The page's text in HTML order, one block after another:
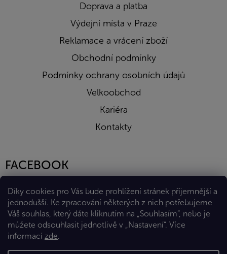
Díky cookies pro Vás bude prohlížení stránek příjemnější a
jednodušší. Ke zpracování některých z nich potřebujeme
Váš souhlas, který dáte kliknutím na „Souhlasím“, nebo je
můžete odsouhlasit jednotlivě v „Nastavení“. Více
informací zde.
Doprava a platba
Výdejní místa v Praze
Reklamace a vrácení zboží
Obchodní podmínky
Podmínky ochrany osobních údajů
Velkoobchod
Kariéra
Kontakty
FACEBOOK